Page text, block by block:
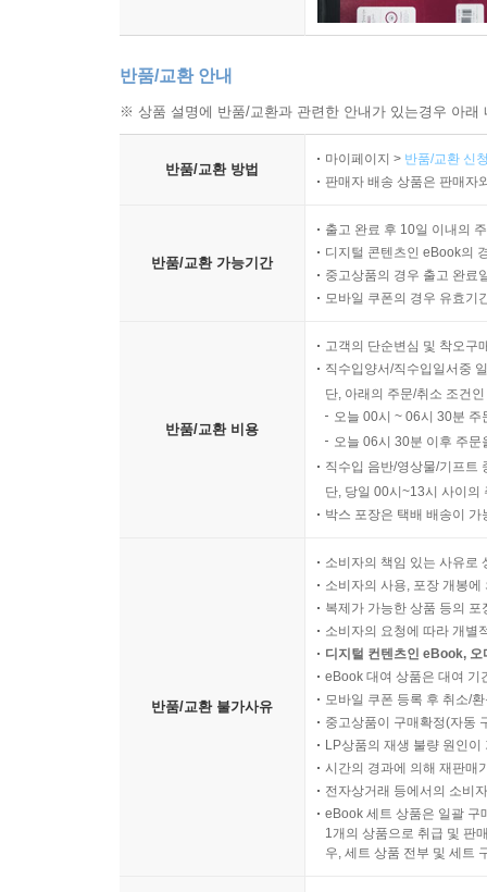
반품/교환 안내
※ 상품 설명에 반품/교환과 관련한 안내가 있는경우 아
반품/교환 방법
마이페이지 > 반품/교환 신
판매자 배송 상품은 판매자
반품/교환 가능기간
출고 완료 후 10일 이내의
디지털 콘텐츠인 eBook의
중고상품의 경우 출고 완료
모바일 쿠폰의 경우 유효기
반품/교환 비용
고객의 단순변심 및 착오구
직수입양서/직수입일서중
단, 아래의 주문/취소 조건
오늘 00시 ~ 06시 30분
오늘 06시 30분 이후 주
직수입 음반/영상물/기프트
단, 당일 00시~13시 사이의
박스 포장은 택배 배송이
반품/교환 불가사유
소비자의 책임 있는 사유로
소비자의 사용, 포장 개봉
복제가 가능한 상품 등의
소비자의 요청에 따라 개별
디지털 컨텐츠인 eBook,
eBook 대여 상품은 대여 기
모바일 쿠폰 등록 후 취소/
중고상품이 구매확정(자동
LP상품의 재생 불량 원인
시간의 경과에 의해 재판매
전자상거래 등에서의 소비
eBook 세트 상품은 일괄 구
1개의 상품으로 취급 및 판
우, 세트 상품 전부 및 세트